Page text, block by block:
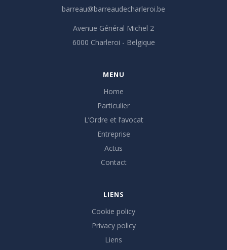
barreau@barreaudecharleroi.be
Avenue Général Michel 2
6000 Charleroi - Belgique
MENU
Home
Particulier
L’Ordre et l’avocat
Entreprise
Actus
Contact
LIENS
Cookie policy
Privacy policy
Liens